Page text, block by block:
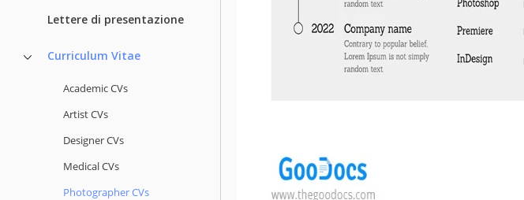
Lettere di presentazione
Curriculum Vitae
Academic CVs
Artist CVs
Designer CVs
Medical CVs
Photographer CVs